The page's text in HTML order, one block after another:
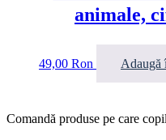
animale,
49,00 Ron Adaugă
Comandă produse pe care